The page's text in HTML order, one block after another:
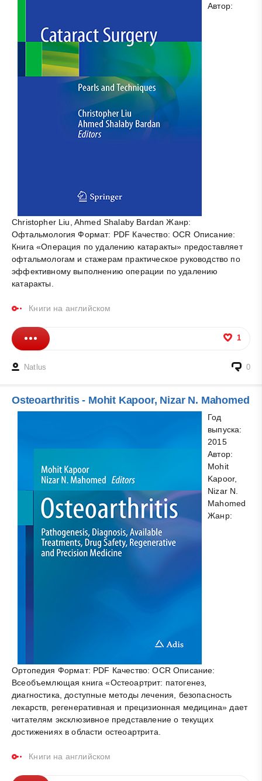
Автор:
Christopher Liu, Ahmed Shalaby Bardan Жанр:
Офтальмология Формат: PDF Качество: OCR Описание:
Книга «Операция по удалению катаракты» предоставляет
офтальмологам и стажерам практическое руководство по
эффективному выполнению операции по удалению
катаракты.
Книги на английском
1
Natlus 0
Osteoarthritis - Mohit Kapoor, Nizar N. Mahomed
Год
выпуска:
2015
Автор:
Mohit
Kapoor,
Nizar N.
Mahomed
Жанр:
Ортопедия Формат: PDF Качество: OCR Описание:
Всеобъемлющая книга «Остеоартрит: патогенез,
диагностика, доступные методы лечения, безопасность
лекарств, регенеративная и прецизионная медицина» дает
читателям эксклюзивное представление о текущих
достижениях в области остеоартрита.
Книги на английском